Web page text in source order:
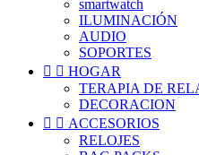
smartwatch
ILUMINACIÓN
AUDIO
SOPORTES
  HOGAR
TERAPIA DE
DECORACION
  ACCESORIOS
RELOJES